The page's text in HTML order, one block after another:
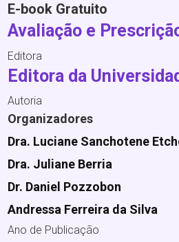
E-book Gratuito
Avaliação e
Editora
Editora da
Autoria
Organizadores
Dra. Luciane Sanchotene
Dra. Juliane Berria
Dr. Daniel Pozzobon
Andressa Ferreira da Silva
Ano de Publicação